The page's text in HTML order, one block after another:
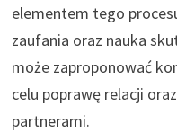
elementem tego
zaufania oraz nauka
może zaproponować
celu poprawę relacji
partnerami.